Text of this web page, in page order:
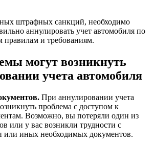
штрафных санкций, необходимо
аннулировать учет автомобиля по
правилам и требованиям.
могут возникнуть
учета автомобиля
При аннулировании учета
проблема с доступом к
Возможно, вы потеряли один из
или у вас возникли трудности с
или иных необходимых документов.